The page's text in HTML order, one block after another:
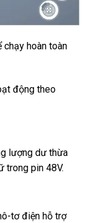
hoàn toàn
động theo
lượng dư thừa
trong pin 48V.
tơ điện hỗ trợ